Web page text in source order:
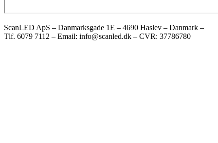
ScanLED ApS – Danmarksgade 1E – 4690 Haslev – Danmark –
Tlf. 6079 7112 – Email: info@scanled.dk – CVR: 37786780